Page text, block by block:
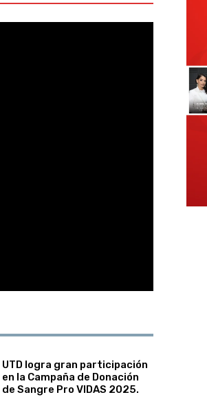
UTD logra gran participación
en la Campaña de Donación
de Sangre Pro VIDAS 2025.